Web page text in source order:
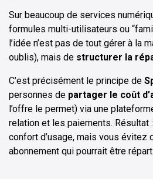
Sur beaucoup de services
formules multi-utilisateurs ou
l’idée n’est pas de tout gérer à la
oublis), mais de structurer la
C’est précisément le principe de
personnes de partager le coût
l’offre le permet) via une
relation et les paiements. Résultat
confort d’usage, mais vous évitez
abonnement qui pourrait être